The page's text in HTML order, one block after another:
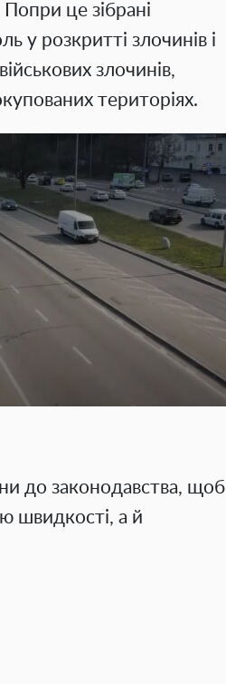
це зібрані
у розкритті злочинів і
злочинів,
територіях.
до законодавства, щоб
швидкості, а й